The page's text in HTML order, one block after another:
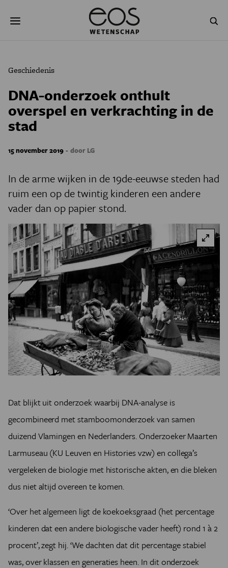
naar
NATUURWETENSCHAPPEN GESCHIEDENIS
PSYCHE & BREIN
PODCAST
JONGE UITDAGERS
Geschiedenis
DNA-onderzoek onthult
overspel en verkrachting in de
stad
15 november 2019 - door LG
In de arme wijken in de 19de-eeuwse steden had
ruim een op de twintig kinderen een andere
vader dan op papier stond.
Dat blijkt uit onderzoek waarbij DNA-analyse is
gecombineerd met stamboomonderzoek van samen
duizend Vlamingen en Nederlanders. Onderzoeker Maarten
Larmuseau (KU Leuven en Histories vzw) en collega’s
vergeleken de biologie met historische akten, en die bleken
dus niet altijd overeen te komen.
‘Over het algemeen ligt de koekoeksgraad (het percentage
kinderen dat een andere biologische vader heeft) rond 1 à 2
procent’, zegt hij. ‘We dachten dat dit percentage stabiel
was, over klassen en generaties heen. In dit onderzoek